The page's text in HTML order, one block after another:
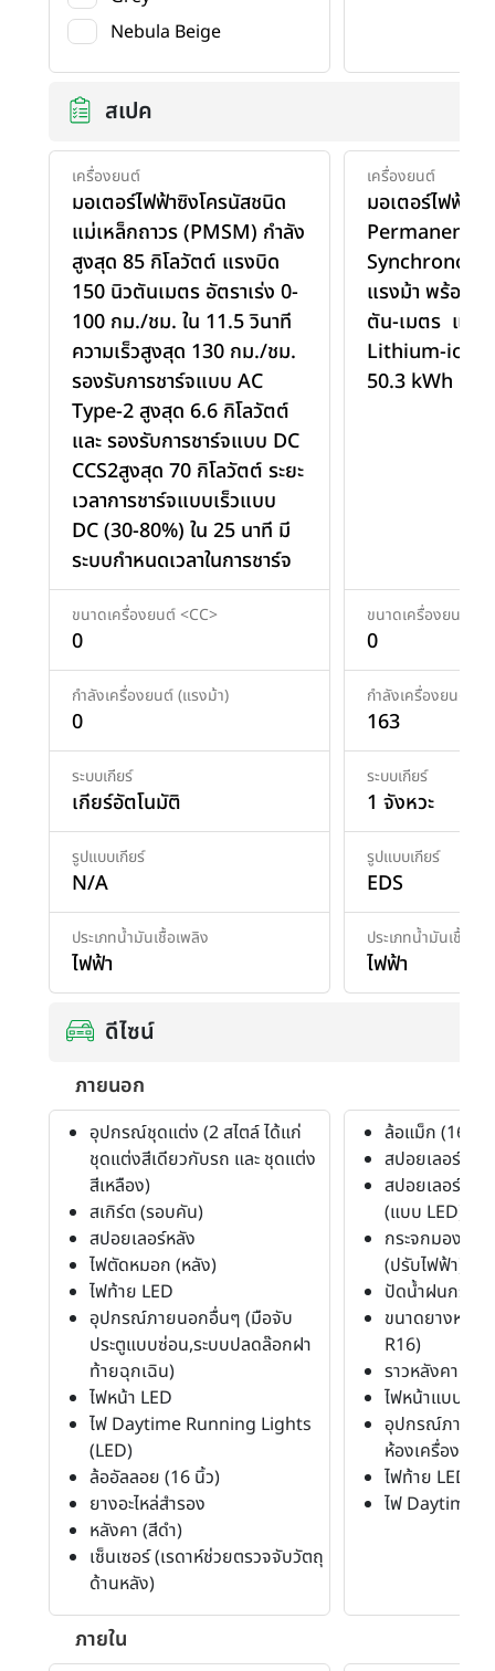
Nebula Beige
สเปค
เครื่องยนต์
มอเตอร์ไฟฟ้าซิงโครนัสชนิด
แม่เหล็กถาวร (PMSM) กำลัง
สูงสุด 85 กิโลวัตต์ แรงบิด
150 นิวตันเมตร อัตราเร่ง 0-
100 กม./ชม. ใน 11.5 วินาที
ความเร็วสูงสุด 130 กม./ชม.
รองรับการชาร์จแบบ AC
Type-2 สูงสุด 6.6 กิโลวัตต์
และ รองรับการชาร์จแบบ DC
CCS2สูงสุด 70 กิโลวัตต์ ระยะ
เวลาการชาร์จแบบเร็วแบบ
DC (30-80%) ใน 25 นาที มี
ระบบกำหนดเวลาในการชาร์จ
ขนาดเครื่องยนต์ <CC>
0
กำลังเครื่องยนต์ (แรงม้า)
0
ระบบเกียร์
เกียร์อัตโนมัติ
รูปแบบเกียร์
N/A
ประเภทน้ำมันเชื้อเพลิง
ไฟฟ้า
เครื่องยนต์
มอเตอร์ไฟฟ้าก
Permanent
แรงม้า พร้อมแ
ตัน-เมตร และ
Lithium-ion ค
50.3 kWh
ขนาดเครื่องยนต์
0
กำลังเครื่องยนต์ (แ
163
ระบบเกียร์
1 จังหวะ
รูปแบบเกียร์
EDS
ประเภทน้ำมันเชื้อเพ
ไฟฟ้า
ดีไซน์
ภายนอก
อุปกรณ์ชุดแต่ง (2 สไตล์ ได้แก่
ชุดแต่งสีเดียวกับรถ และ ชุดแต่ง
สีเหลือง)
สเกิร์ต (รอบคัน)
สปอยเลอร์หลัง
ไฟตัดหมอก (หลัง)
ไฟท้าย LED
อุปกรณ์ภายนอกอื่นๆ (มือจับ
ประตูแบบซ่อน,ระบบปลดล๊อกฝา
ท้ายฉุกเฉิน)
ไฟหน้า LED
ไฟ Daytime Running Lights
(LED)
ล้ออัลลอย (16 นิ้ว)
ยางอะไหล่สำรอง
หลังคา (สีดำ)
เซ็นเซอร์ (เรดาห์ช่วยตรวจจับวัตถุ
ด้านหลัง)
ล้อแม็ก (16")
สปอยเลอร์หลัง
สปอยเลอร์หลั
(แบบ LED)
กระจกมองข้า
(ปรับไฟฟ้า)
ปัดน้ำฝนกระจ
ขนาดยางหน้า
R16)
ราวหลังคา
ไฟหน้าแบบโปร
อุปกรณ์ภายน
ห้องเครื่องด้าน
ไฟท้าย LED
ไฟ Daytime
ภายใน